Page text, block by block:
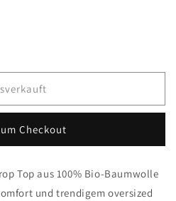
Checkout
Top aus 100% Bio-Baumwolle
und trendigem oversized